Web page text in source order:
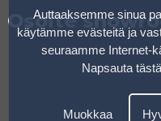
Osoite
Auttaaksemme sinua
käytämme evästeitä ja
seuraamme Internet-
Napsauta
Muokkaa